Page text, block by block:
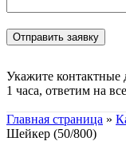
Укажите контактные
1 часа, ответим на
Главная страница »
Шейкер (50/800)